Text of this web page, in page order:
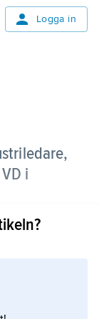
Logga in
i
och
2001–